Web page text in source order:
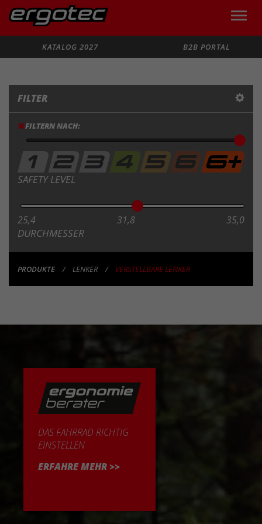
Toggle
KATALOG 2027
B2B PORTAL
FILTER
FILTERN NACH:
SAFETY LEVEL
25,4 31,8 35,0
DURCHMESSER
PRODUKTE LENKER VERSTELLBARE LENKER
DAS FAHRRAD RICHTIG
EINSTELLEN
ERFAHRE MEHR >>